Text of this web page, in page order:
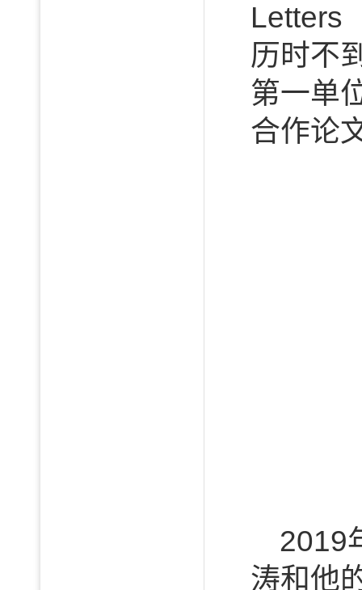
Letters
历时不
第一单
合作论
2019
涛和他